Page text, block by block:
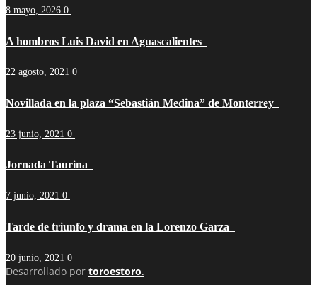
8 mayo, 2026 0
A hombros Luis David en Aguascalientes
22 agosto, 2021 0
Novillada en la plaza “Sebastián Medina” de Monterrey
23 junio, 2021 0
Jornada Taurina
7 junio, 2021 0
Tarde de triunfo y drama en la Lorenzo Garza
20 junio, 2021 0
Desarrollado por toroestoro.